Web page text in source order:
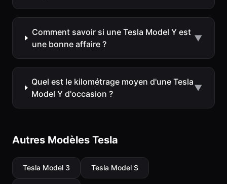
Comment savoir si une Tesla Model Y est
une bonne affaire ?
▼
Quel est le kilométrage moyen d'une Tesla
Model Y d'occasion ?
▼
Autres Modèles Tesla
Tesla Model 3 Tesla Model S